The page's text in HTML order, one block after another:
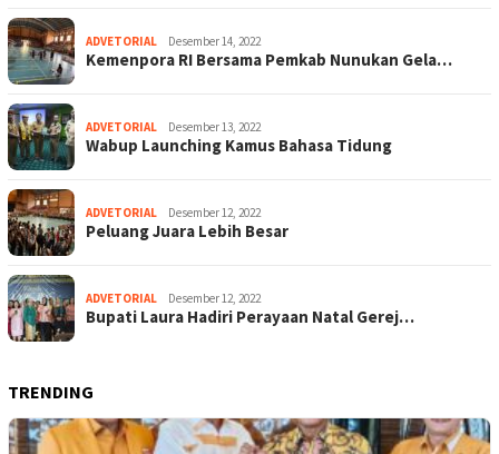
ADVETORIAL Desember 14, 2022
Kemenpora RI Bersama Pemkab Nunukan Gela…
ADVETORIAL Desember 13, 2022
Wabup Launching Kamus Bahasa Tidung
ADVETORIAL Desember 12, 2022
Peluang Juara Lebih Besar
ADVETORIAL Desember 12, 2022
Bupati Laura Hadiri Perayaan Natal Gerej…
TRENDING